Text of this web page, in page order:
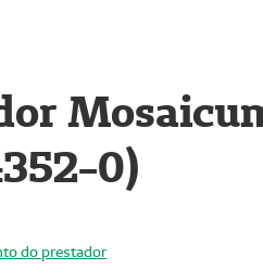
0)
do prestador